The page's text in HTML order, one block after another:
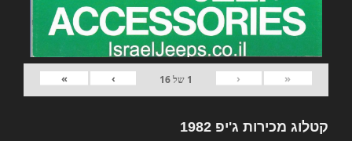
«
‹
1 של16
›
»
קטלוג מכירות ג'יפ 1982